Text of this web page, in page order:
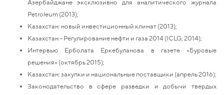
Азербайджане эксклюзивно для аналитического журнала
Petroleum (2013);
Казахстан: новый инвестиционный климат (2013);
Казахстан – Регулирование нефти и газа 2014 (ICLG, 2014);
Интервью Ерболата Еркебуланова в газете «Буровые
решения» (октябрь 2015);
Казахстан: закупки и национальные поставщики (апрель 2016);
Законодательство в сфере разведки и добычи твердых